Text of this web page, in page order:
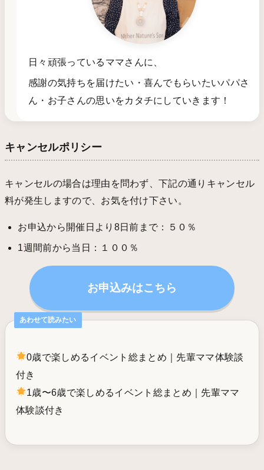
日々頑張っているママさんに、
感謝の気持ちを届けたい・喜んでもらいたいパパさ
ん・お子さんの思いをカタチにしていきます！
キャンセルポリシー
キャンセルの場合は理由を問わず、下記の通りキャンセル
料が発生しますので、お気を付け下さい。
お申込から開催日より8日前まで：５０％
1週間前から当日：１００％
お申込みはこちら
あわせて読みたい
0歳で楽しめるイベント総まとめ｜先輩ママ体験談
付き
1歳〜6歳で楽しめるイベント総まとめ｜先輩ママ
体験談付き